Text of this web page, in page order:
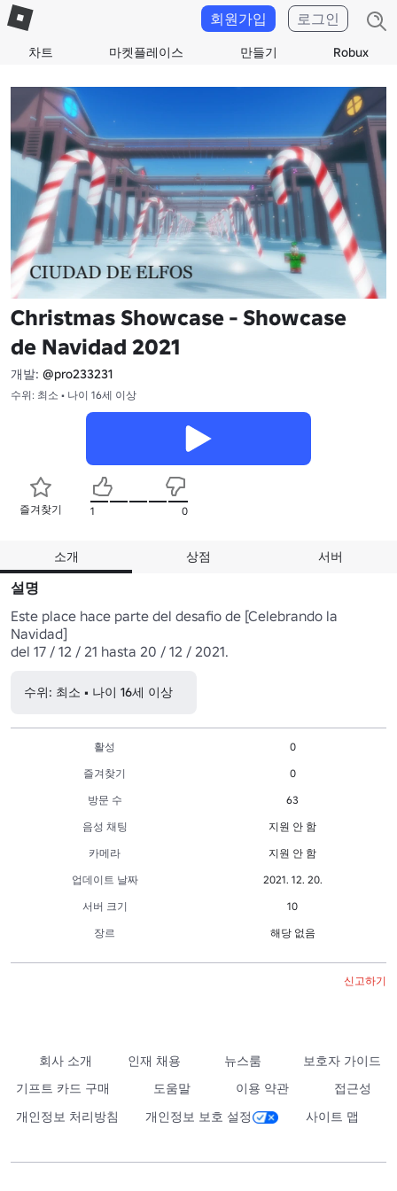
차트 마켓플레이스 만들기 Robux
회원가입 로그인
Christmas Showcase - Showcase
de Navidad 2021
개발: @pro233231
수위: 최소 • 나이 16세 이상
즐겨찾기 1 0
소개 상점 서버
설명
Este place hace parte del desafio de [Celebrando la
Navidad]
del 17 / 12 / 21 hasta 20 / 12 / 2021.
수위: 최소 • 나이 16세 이상
활성
0
즐겨찾기
0
방문 수
63
음성 채팅
지원 안 함
카메라
지원 안 함
업데이트 날짜
2021. 12. 20.
서버 크기
10
장르
해당 없음
신고하기
회사 소개 인재 채용 뉴스룸
보호자 가이드
기프트 카드 구매
도움말 이용 약관
접근성
개인정보 처리방침
개인정보 보호 설정 사이트 맵